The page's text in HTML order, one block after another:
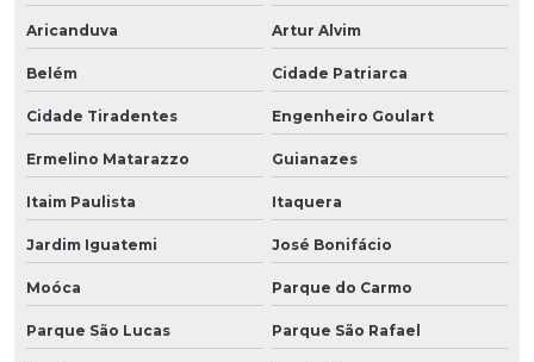
Aricanduva Artur Alvim
Belém Cidade Patriarca
Cidade Tiradentes Engenheiro Goulart
Ermelino Matarazzo Guianazes
Itaim Paulista Itaquera
Jardim Iguatemi José Bonifácio
Moóca Parque do Carmo
Parque São Lucas Parque São Rafael